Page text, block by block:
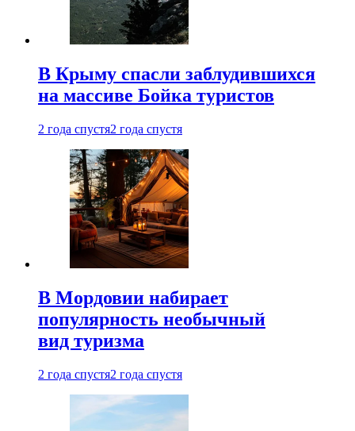
В Крыму спасли заблудившихся
на массиве Бойка туристов
2 года спустя2 года спустя
В Мордовии набирает
популярность необычный
вид туризма
2 года спустя2 года спустя